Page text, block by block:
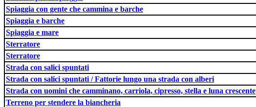
Spiaggia con gente che cammina e barche
Spiaggia e barche
Spiaggia e mare
Sterratore
Sterratore
Strada con salici spuntati
Strada con salici spuntati / Fattorie lungo una strada con alberi
Strada con uomini che camminano, carriola, cipresso, stella e luna crescente
Terreno per stendere la biancheria